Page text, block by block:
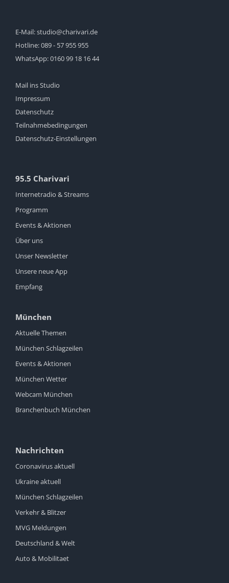
E-Mail:studio@charivari.de
Hotline:089 - 57 955 955
WhatsApp:0160 99 18 16 44
Mail ins Studio
Impressum
Datenschutz
Teilnahmebedingungen
Datenschutz-Einstellungen
95.5 Charivari
Internetradio & Streams
Programm
Events & Aktionen
Über uns
Unser Newsletter
Unsere neue App
Empfang
München
Aktuelle Themen
München Schlagzeilen
Events & Aktionen
München Wetter
Webcam München
Branchenbuch München
Nachrichten
Coronavirus aktuell
Ukraine aktuell
München Schlagzeilen
Verkehr & Blitzer
MVG Meldungen
Deutschland & Welt
Auto & Mobilitaet